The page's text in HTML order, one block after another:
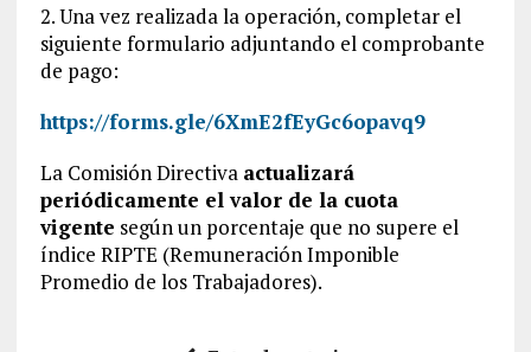
2. Una vez realizada la operación, completar el
siguiente formulario adjuntando el comprobante
de pago:
https://forms.gle/6XmE2fEyGc6opavq9
La Comisión Directiva actualizará
periódicamente el valor de la cuota
vigente según un porcentaje que no supere el
índice RIPTE (Remuneración Imponible
Promedio de los Trabajadores).